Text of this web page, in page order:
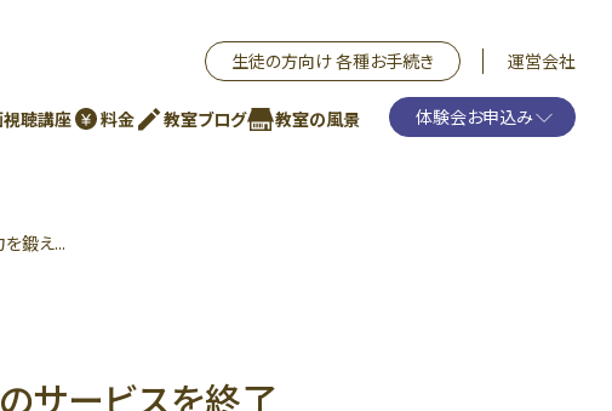
聴講座 料金 教室ブログ 教室の風景
生徒の方向け 各種お手続き 運営会社
体験会お申込み
鍛え...
サービスを終了